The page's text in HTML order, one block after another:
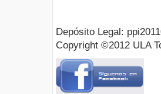
Depósito Legal:
Copyright ©2012 ULA